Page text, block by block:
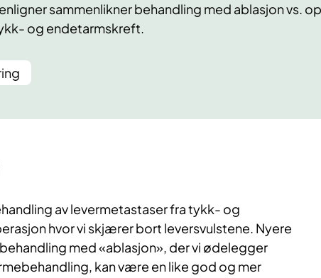
sammenlikner behandling med ablasjon vs.
og endetarmskreft.
av levermetastaser fra tykk- og
hvor vi skjærer bort leversvulstene. Nyere
med «ablasjon», der vi ødelegger
kan være en like god og mer